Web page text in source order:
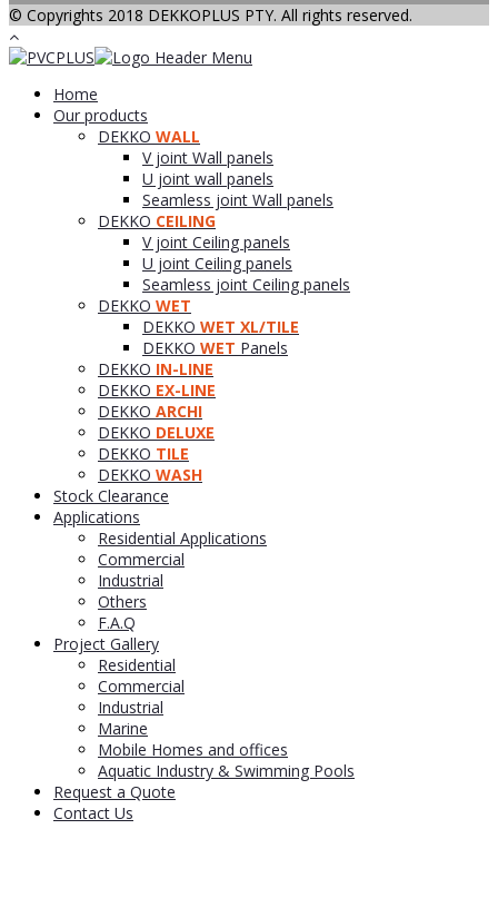
© Copyrights 2018 DEKKOPLUS PTY. All rights reserved.
Home
Our products
DEKKO WALL
V joint Wall panels
U joint wall panels
Seamless joint Wall panels
DEKKO CEILING
V joint Ceiling panels
U joint Ceiling panels
Seamless joint Ceiling panels
DEKKO WET
DEKKO WET XL/TILE
DEKKO WET Panels
DEKKO IN-LINE
DEKKO EX-LINE
DEKKO ARCHI
DEKKO DELUXE
DEKKO TILE
DEKKO WASH
Stock Clearance
Applications
Residential Applications
Commercial
Industrial
Others
F.A.Q
Project Gallery
Residential
Commercial
Industrial
Marine
Mobile Homes and offices
Aquatic Industry & Swimming Pools
Request a Quote
Contact Us